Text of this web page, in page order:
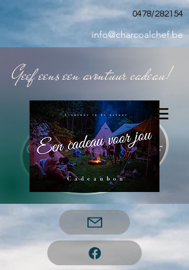
0478/282154
info@charcoalchef.be
Geef eens een avontuur cadeau!